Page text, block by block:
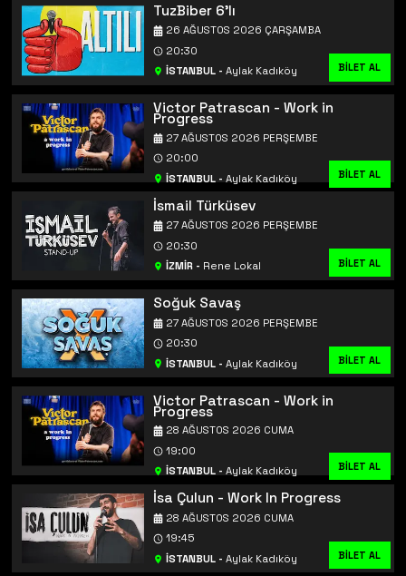
TuzBiber 6'lı
İSTANBUL- Aylak Kadıköy
26 AĞUSTOS 2026 ÇARŞAMBA
20:30
BİLET AL
Victor Patrascan - Work in
Progress
İSTANBUL- Aylak Kadıköy
27 AĞUSTOS 2026 PERŞEMBE
20:00
BİLET AL
İsmail Türküsev
İZMİR- Rene Lokal
27 AĞUSTOS 2026 PERŞEMBE
20:30
BİLET AL
Soğuk Savaş
İSTANBUL- Aylak Kadıköy
27 AĞUSTOS 2026 PERŞEMBE
20:30
BİLET AL
Victor Patrascan - Work in
Progress
İSTANBUL- Aylak Kadıköy
28 AĞUSTOS 2026 CUMA
19:00
BİLET AL
İsa Çulun - Work In Progress
İSTANBUL- Aylak Kadıköy
28 AĞUSTOS 2026 CUMA
19:45
BİLET AL